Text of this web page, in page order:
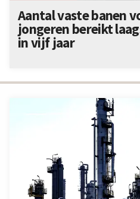
Aantal vaste banen
jongeren bereikt
in vijf jaar